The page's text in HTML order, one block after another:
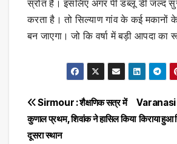
स्रोत है। इसलिए अगर पी डब्लू डी जल्द
करता है। तो सिल्याण गांव के कई मकानों
बन जाएगा। जो कि वर्षा में बड़ी आपदा
Post
navigation
Varanasi
किराया हुआ
Sirmour : शैक्षणिक सत्र में
कुणाल प्रथम, शिवांक ने हासिल किया
दूसरा स्थान